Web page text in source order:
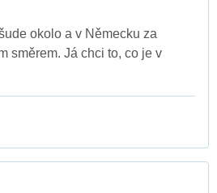
okolo a v Německu za
směrem. Já chci to, co je v